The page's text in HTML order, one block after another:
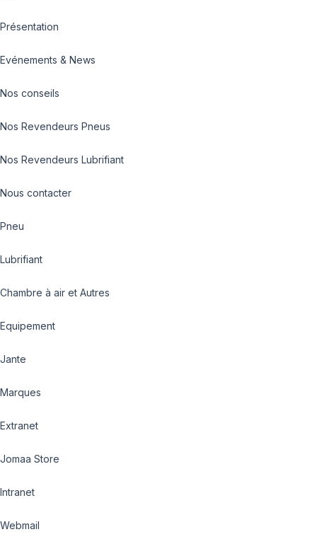
Présentation
Evénements & News
Nos conseils
Nos Revendeurs Pneus
Nos Revendeurs Lubrifiant
Nous contacter
Pneu
Lubrifiant
Chambre à air et Autres
Equipement
Jante
Marques
Extranet
Jomaa Store
Intranet
Webmail